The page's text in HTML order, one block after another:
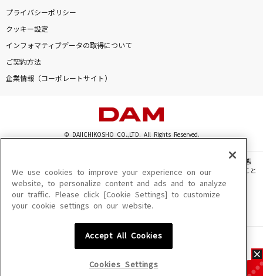
プライバシーポリシー
クッキー設定
インフォマティブデータの取得について
ご契約方法
企業情報（コーポレートサイト）
© DAIICHIKOSHO CO.,LTD. All Rights Reserved.
このサイトに掲載されている一切の文章・画像・写真・動画・音声等を、手段や形態
を問わず、著作権法の定める範囲を超えて無断で複製、転載、ファイル化などすること
を禁じます。
楽曲及びコンテンツは、機種によりご利用いただけない場合があります。
楽曲及びコンテンツの配信日、配信内容が変更になる場合があります。
We use cookies to improve your experience on our
website, to personalize content and ads and to analyze
our traffic. Please click [Cookie Settings] to customize
your cookie settings on our website.
Accept All Cookies
Cookies Settings